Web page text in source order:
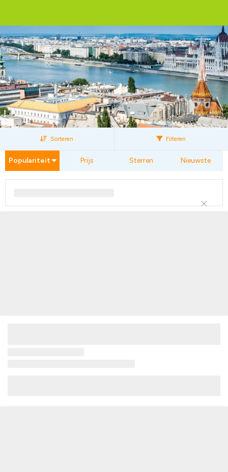
Sorteren Filteren
Populariteit Prijs Sterren Nieuwste